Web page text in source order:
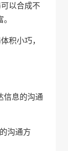
以合成不
积小巧，
信息的沟通
沟通方